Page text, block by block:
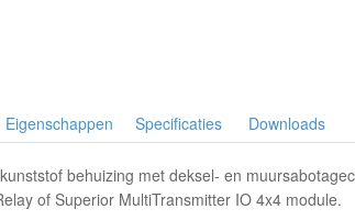
Eigenschappen Specificaties Downloads
behuizing met deksel- en
of Superior MultiTransmitter IO 4x4 module.